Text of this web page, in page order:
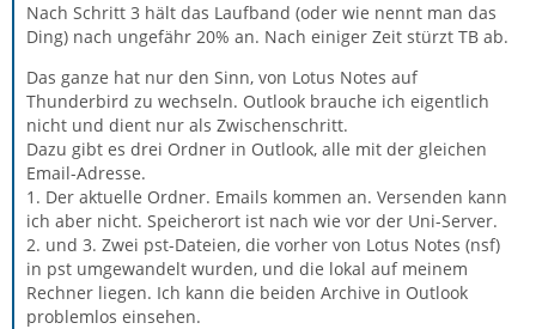
Nach Schritt 3 hält das Laufband (oder wie nennt man das
Ding) nach ungefähr 20% an. Nach einiger Zeit stürzt TB ab.
Das ganze hat nur den Sinn, von Lotus Notes auf
Thunderbird zu wechseln. Outlook brauche ich eigentlich
nicht und dient nur als Zwischenschritt.
Dazu gibt es drei Ordner in Outlook, alle mit der gleichen
Email-Adresse.
1. Der aktuelle Ordner. Emails kommen an. Versenden kann
ich aber nicht. Speicherort ist nach wie vor der Uni-Server.
2. und 3. Zwei pst-Dateien, die vorher von Lotus Notes (nsf)
in pst umgewandelt wurden, und die lokal auf meinem
Rechner liegen. Ich kann die beiden Archive in Outlook
problemlos einsehen.